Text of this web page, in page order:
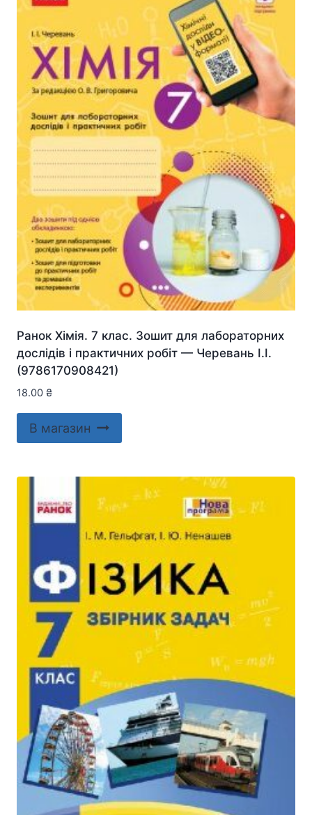
Ранок Хімія. 7 клас. Зошит для лабораторних
дослідів і практичних робіт — Черевань І.І.
(9786170908421)
18.00 ₴
В магазин